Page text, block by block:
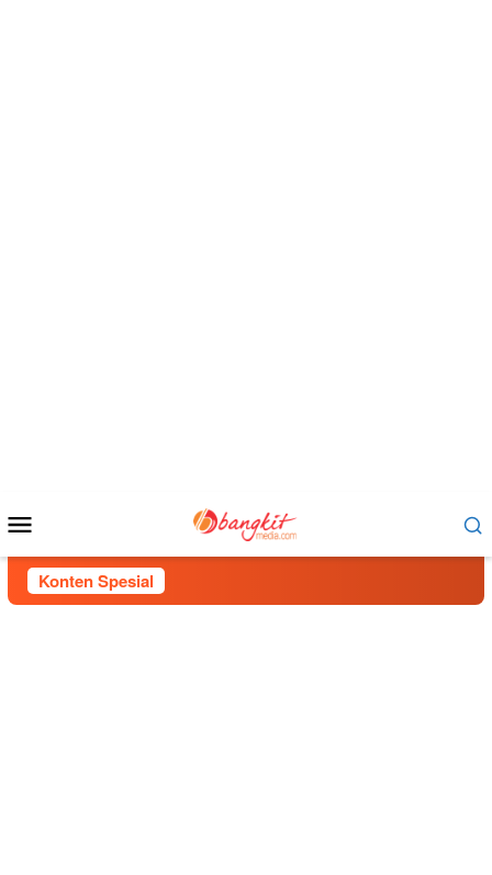
Mobile
Konten Spesial